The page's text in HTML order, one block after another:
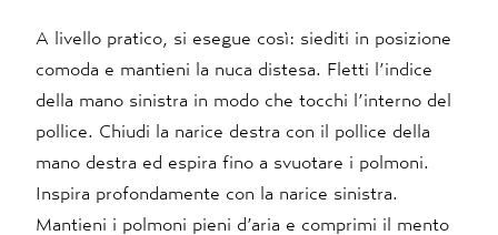
A livello pratico, si esegue così: siediti in posizione
comoda e mantieni la nuca distesa. Fletti l’indice
della mano sinistra in modo che tocchi l’interno del
pollice. Chiudi la narice destra con il pollice della
mano destra ed espira fino a svuotare i polmoni.
Inspira profondamente con la narice sinistra.
Mantieni i polmoni pieni d’aria e comprimi il mento